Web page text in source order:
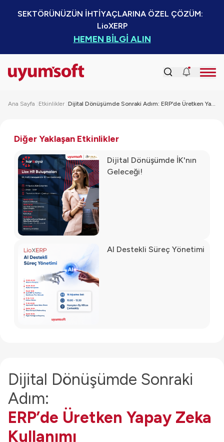
SEKTÖRÜNÜZÜN İHTİYAÇLARINA ÖZEL ÇÖZÜM:
LioXERP
HEMEN BİLGİ ALIN
Ana Sayfa Etkinlikler Dijital Dönüşümde Sonraki Adım: ERP’de Üretken Yapay Zeka Kullanımı
Diğer Yaklaşan Etkinlikler
Dijital Dönüşümde İK'nın
Geleceği!
AI Destekli Süreç Yönetimi
Dijital Dönüşümde Sonraki
Adım:
ERP’de Üretken Yapay Zeka
Kullanımı